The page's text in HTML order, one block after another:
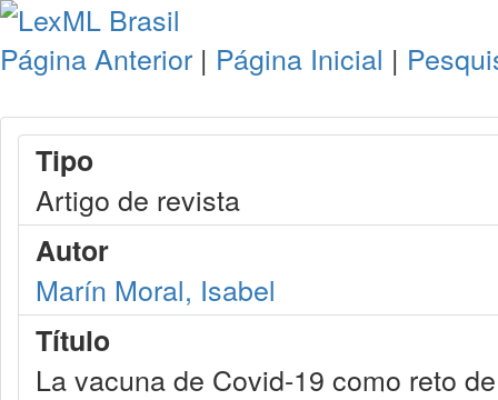
Página Anterior | Página Inicial |
Tipo
Artigo de revista
Autor
Marín Moral, Isabel
Título
La vacuna de Covid-19 como reto